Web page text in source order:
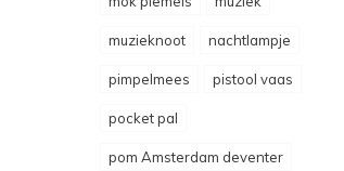
muzieknoot nachtlampje
pimpelmees pistool vaas
pocket pal
pom Amsterdam deventer